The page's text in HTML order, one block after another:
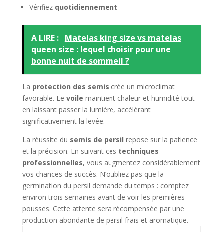
Vérifiez quotidiennement
A LIRE : Matelas king size vs matelas
queen size : lequel choisir pour une
bonne nuit de sommeil ?
La protection des semis crée un microclimat
favorable. Le voile maintient chaleur et humidité tout
en laissant passer la lumière, accélérant
significativement la levée.
La réussite du semis de persil repose sur la patience
et la précision. En suivant ces techniques
professionnelles, vous augmentez considérablement
vos chances de succès. N’oubliez pas que la
germination du persil demande du temps : comptez
environ trois semaines avant de voir les premières
pousses. Cette attente sera récompensée par une
production abondante de persil frais et aromatique.